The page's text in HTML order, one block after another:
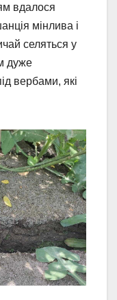
вдалося
мінлива і
селяться у
дуже
вербами, які